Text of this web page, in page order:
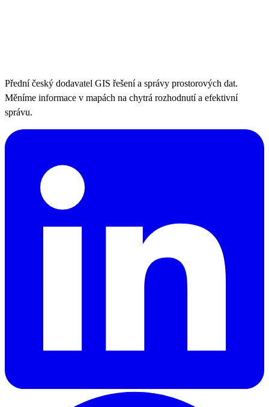
Přední český dodavatel GIS řešení a správy prostorových dat.
Měníme informace v mapách na chytrá rozhodnutí a efektivní
správu.